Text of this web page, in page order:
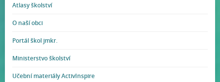
Atlasy školství
O naší obci
Portál škol jmkr.
Ministerstvo školství
Učební materiály ActivInspire